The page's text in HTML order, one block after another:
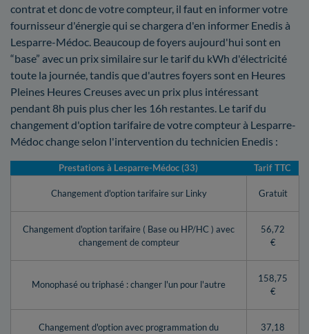
contrat et donc de votre compteur, il faut en informer votre
fournisseur d'énergie qui se chargera d'en informer Enedis à
Lesparre-Médoc. Beaucoup de foyers aujourd'hui sont en
“base” avec un prix similaire sur le tarif du kWh d'électricité
toute la journée, tandis que d'autres foyers sont en Heures
Pleines Heures Creuses avec un prix plus intéressant
pendant 8h puis plus cher les 16h restantes. Le tarif du
changement d'option tarifaire de votre compteur à Lesparre-
Médoc change selon l'intervention du technicien Enedis :
Prestations à Lesparre-Médoc (33) Tarif TTC
Changement d'option tarifaire sur Linky Gratuit
Changement d'option tarifaire ( Base ou HP/HC ) avec
changement de compteur
56,72
€
Monophasé ou triphasé : changer l'un pour l'autre
158,75
€
Changement d'option avec programmation du
37,18